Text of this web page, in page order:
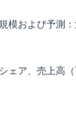
模および予測
ェア、売上高